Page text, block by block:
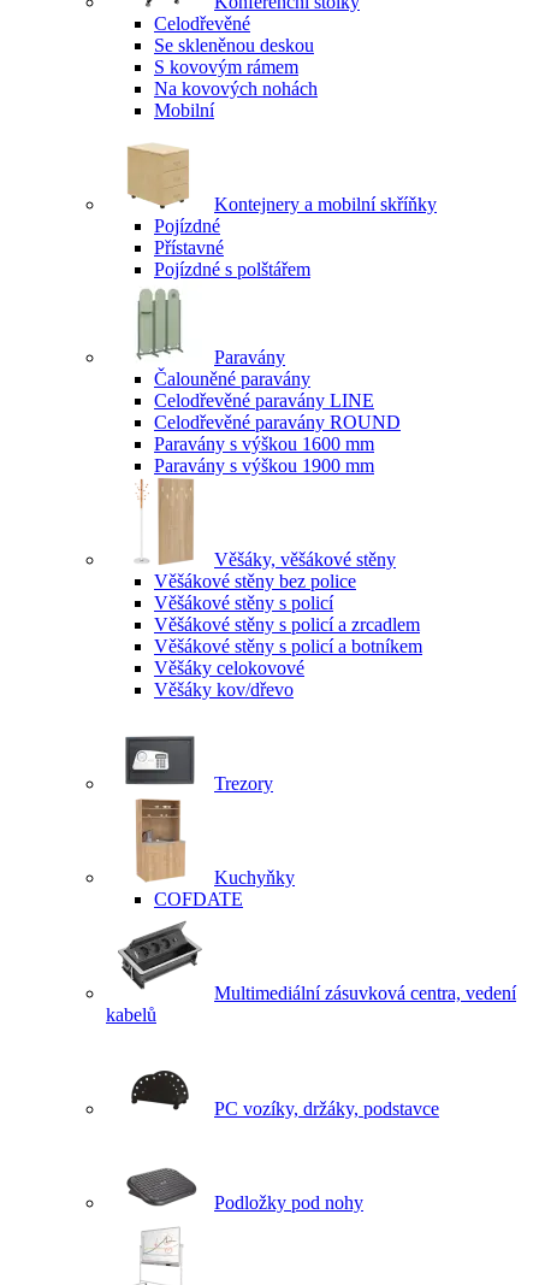
Celodřevěné
Se skleněnou deskou
S kovovým rámem
Na kovových nohách
Mobilní
Kontejnery a mobilní skříňky
Pojízdné
Přístavné
Pojízdné s polštářem
Paravány
Čalouněné paravány
Celodřevěné paravány LINE
Celodřevěné paravány ROUND
Paravány s výškou 1600 mm
Paravány s výškou 1900 mm
Věšáky, věšákové stěny
Věšákové stěny bez police
Věšákové stěny s policí
Věšákové stěny s policí a zrcadlem
Věšákové stěny s policí a botníkem
Věšáky celokovové
Věšáky kov/dřevo
Trezory
Kuchyňky
COFDATE
Multimediální zásuvková centra, vedení
kabelů
PC vozíky, držáky, podstavce
Podložky pod nohy